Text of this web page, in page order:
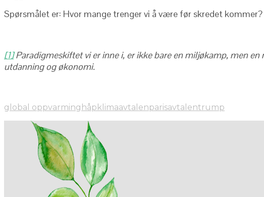
Spørsmålet er: Hvor mange trenger vi å være før skredet kommer?
[1]Paradigmeskiftet vi er inne i, er ikke bare en miljøkamp, men
utdanning og økonomi.
global oppvarming håp klimaavtalenparisavtalentrump